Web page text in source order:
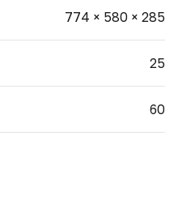
774 × 580 × 285
25
60